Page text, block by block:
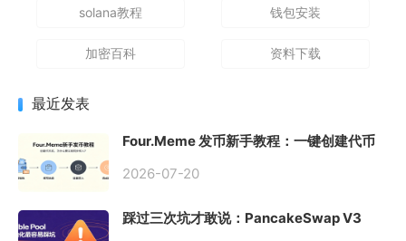
solana教程 钱包安装
加密百科 资料下载
最近发表
Four.Meme 发币新手教程：一键创建代币
2026-07-20
踩过三次坑才敢说：PancakeSwap V3